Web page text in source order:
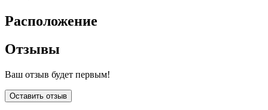
Расположение
Отзывы
Ваш отзыв будет первым!
Оставить отзыв